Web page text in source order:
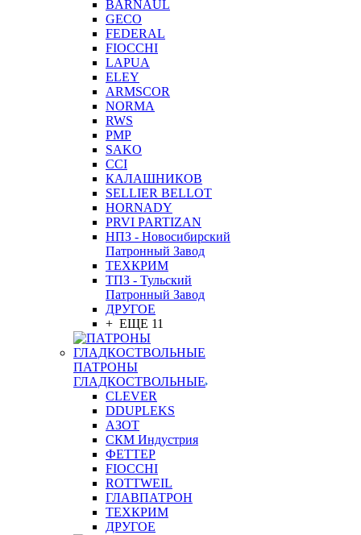
BARNAUL
GEСO
FEDERAL
FIOCCHI
LAPUA
ELEY
ARMSCOR
NORMA
RWS
PMP
SAKO
CCI
КАЛАШНИКОВ
SELLIER BELLOT
HORNADY
PRVI PARTIZAN
НПЗ - Новосибирский
Патронный Завод
ТЕХКРИМ
ТПЗ - Тульский
Патронный Завод
ДРУГОЕ
+ ЕЩЕ 11
ПАТРОНЫ
ГЛАДКОСТВОЛЬНЫЕ
CLEVER
DDUPLEKS
АЗОТ
СКМ Индустрия
ФЕТТЕР
FIOCCHI
ROTTWEIL
ГЛАВПАТРОН
ТЕХКРИМ
ДРУГОЕ